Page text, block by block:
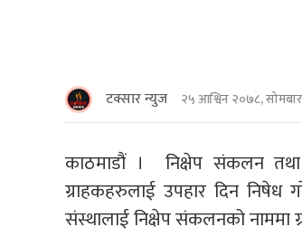
टक्सार न्युज २५ आश्विन २०७८, सोमबार
काठमाडौं । निक्षेप संकलन
ग्राहकहरुलाई उपहार दिन
संस्थालाई निक्षेप संकलनको नाममा